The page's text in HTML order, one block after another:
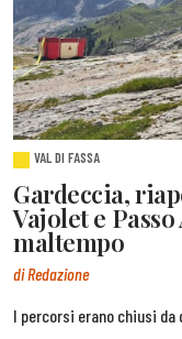
VAL DI FASSA
Gardeccia,
Vajolet e
maltempo
di Redazione
I percorsi erano chiusi da